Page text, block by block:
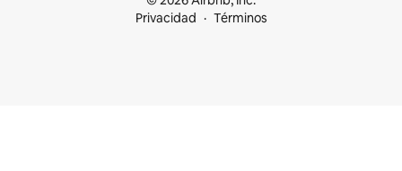
Privacidad
Términos